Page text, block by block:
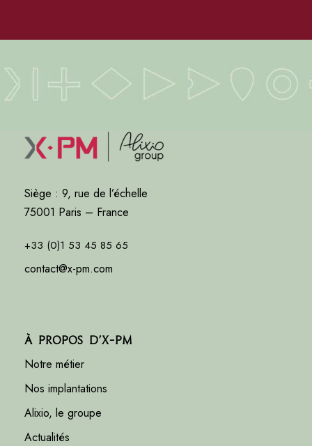
Siège : 9, rue de l’échelle
75001 Paris – France
+33 (0)1 53 45 85 65
contact@x-pm.com
À propos d’X-PM
Notre métier
Nos implantations
Alixio, le groupe
Actualités